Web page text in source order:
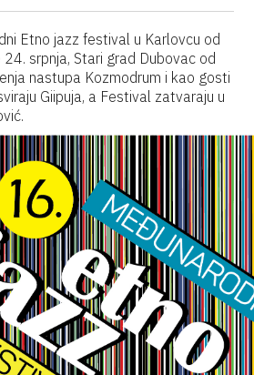
Etno jazz festival u Karlovcu od
srpnja, Stari grad Dubovac od
nastupa Kozmodrum i kao gosti
Giipuja, a Festival zatvaraju u